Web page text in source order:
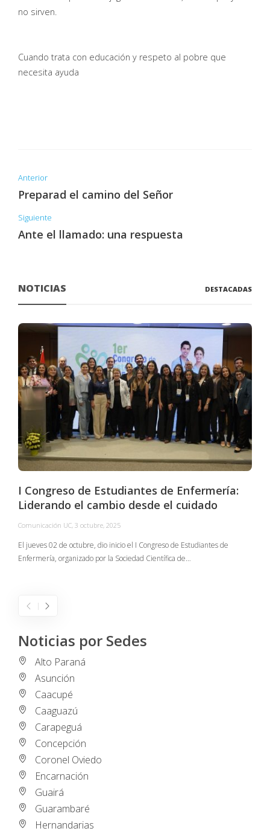
no sirven.
Cuando trata con educación y respeto al pobre que
necesita ayuda
Anterior
Preparad el camino del Señor
Siguiente
Ante el llamado: una respuesta
NOTICIAS DESTACADAS
I Congreso de Estudiantes de Enfermería:
Liderando el cambio desde el cuidado
Comunicación UC, 3 octubre, 2025
El jueves 02 de octubre, dio inicio el I Congreso de Estudiantes de
Enfermería, organizado por la Sociedad Científica de…
Noticias por Sedes
Alto Paraná
Asunción
Caacupé
Caaguazú
Carapeguá
Concepción
Coronel Oviedo
Encarnación
Guairá
Guarambaré
Hernandarias